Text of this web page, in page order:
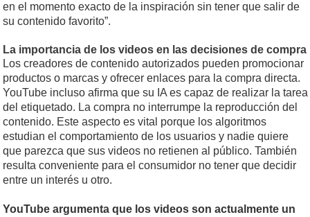
en el momento exacto de la inspiración sin tener que salir de
su contenido favorito”.
La importancia de los videos en las decisiones de compra
Los creadores de contenido autorizados pueden promocionar
productos o marcas y ofrecer enlaces para la compra directa.
YouTube incluso afirma que su IA es capaz de realizar la tarea
del etiquetado. La compra no interrumpe la reproducción del
contenido. Este aspecto es vital porque los algoritmos
estudian el comportamiento de los usuarios y nadie quiere
que parezca que sus videos no retienen al público. También
resulta conveniente para el consumidor no tener que decidir
entre un interés u otro.
YouTube argumenta que los videos son actualmente un